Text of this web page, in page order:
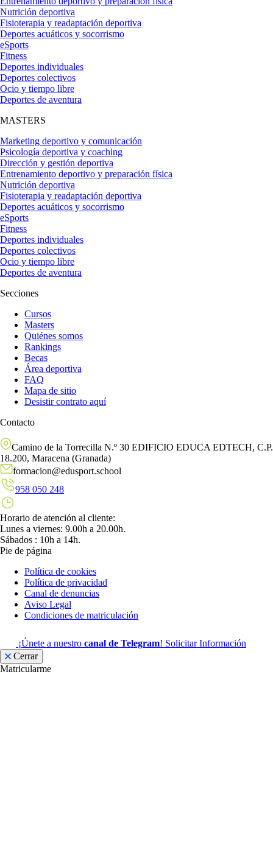
Nutrición deportiva
Fisioterapia y readaptación deportiva
Deportes acuáticos y socorrismo
eSports
Fitness
Deportes individuales
Deportes colectivos
Ocio y tiempo libre
Deportes de aventura
MASTERS
Marketing deportivo y comunicación
Psicología deportiva y coaching
Dirección y gestión deportiva
Entrenamiento deportivo y preparación física
Nutrición deportiva
Fisioterapia y readaptación deportiva
Deportes acuáticos y socorrismo
eSports
Fitness
Deportes individuales
Deportes colectivos
Ocio y tiempo libre
Deportes de aventura
Secciones
Cursos
Masters
Quiénes somos
Rankings
Becas
Área deportiva
FAQ
Mapa de sitio
Desistir contrato aquí
Contacto
Camino de la Torrecilla N.º 30 EDIFICIO EDUCA EDTECH, C.P.
18.200, Maracena (Granada)
formacion@edusport.school
958 050 248
Horario de atención al cliente:
Lunes a viernes: 9.00h a 20.00h.
Sábados : 10h a 14h.
Pie de página
Política de cookies
Política de privacidad
Canal de denuncias
Aviso Legal
Condiciones de matriculación
¡Únete a nuestro canal de Telegram! Solicitar Información
Cerrar
Matricularme